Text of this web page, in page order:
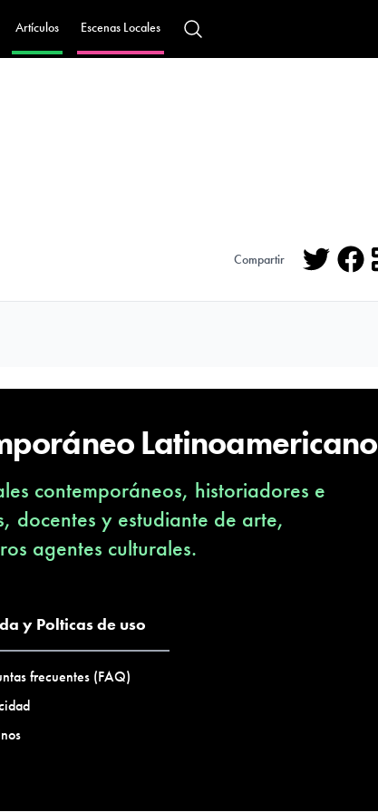
Artículos Escenas Locales
Compartir
Latinoamericano
contemporáneos, historiadores e
docentes y estudiante de arte,
agentes culturales.
y Polticas de uso
frecuentes (FAQ)